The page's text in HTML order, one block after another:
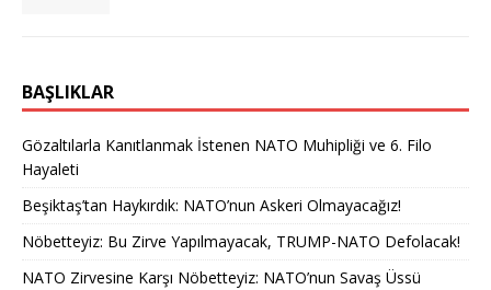
BAŞLIKLAR
Gözaltılarla Kanıtlanmak İstenen NATO Muhipliği ve 6. Filo
Hayaleti
Beşiktaş’tan Haykırdık: NATO’nun Askeri Olmayacağız!
Nöbetteyiz: Bu Zirve Yapılmayacak, TRUMP-NATO Defolacak!
NATO Zirvesine Karşı Nöbetteyiz: NATO’nun Savaş Üssü